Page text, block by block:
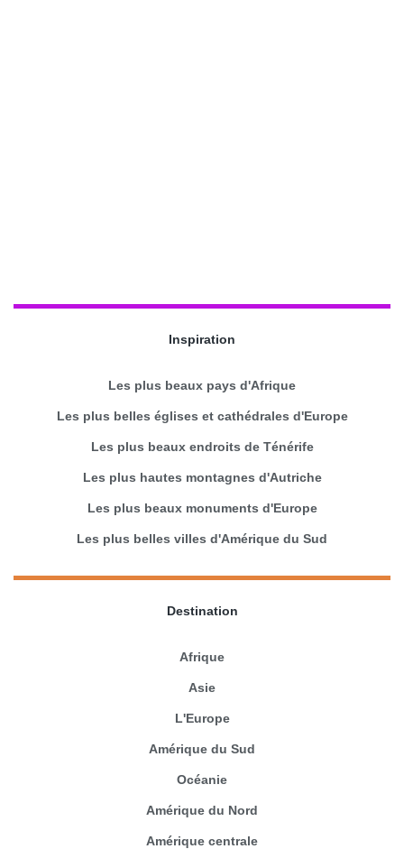
Inspiration
Les plus beaux pays d'Afrique
Les plus belles églises et cathédrales d'Europe
Les plus beaux endroits de Ténérife
Les plus hautes montagnes d'Autriche
Les plus beaux monuments d'Europe
Les plus belles villes d'Amérique du Sud
Destination
Afrique
Asie
L'Europe
Amérique du Sud
Océanie
Amérique du Nord
Amérique centrale